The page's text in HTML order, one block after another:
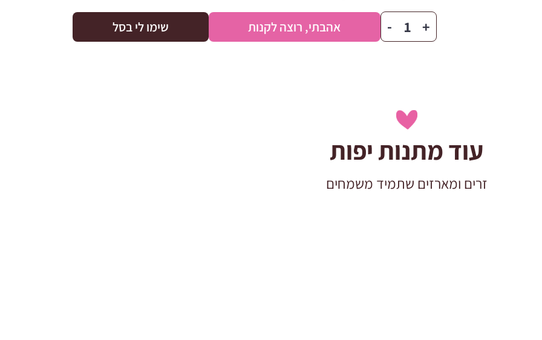
+
כמות
של
- אהבתי, רוצה לקנות שימו לי בסל
עוד מתנות יפות
זרים ומארזים שתמיד משמחים